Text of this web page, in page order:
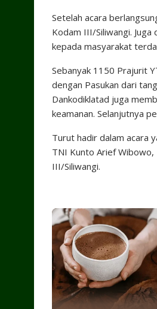
Setelah acara
Kodam III/Siliwangi.
kepada masyarakat
Sebanyak 1150 Prajurit
dengan Pasukan dari
Dankodiklatad juga
keamanan. Selanjutnya
Turut hadir dalam acara
TNI Kunto Arief
III/Siliwangi.